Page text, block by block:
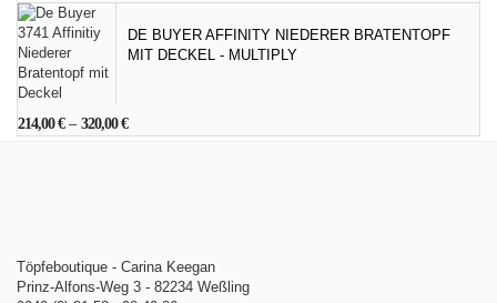
DE BUYER AFFINITY NIEDERER BRATENTOPF
MIT DECKEL - MULTIPLY
214,00€– 320,00€
Töpfeboutique - Carina Keegan
Prinz-Alfons-Weg 3 - 82234 Weßling